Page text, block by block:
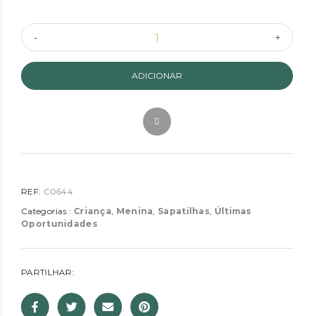
ADICIONAR
REF: C0644
Categorias : Criança, Menina, Sapatilhas, Últimas
Oportunidades
PARTILHAR: